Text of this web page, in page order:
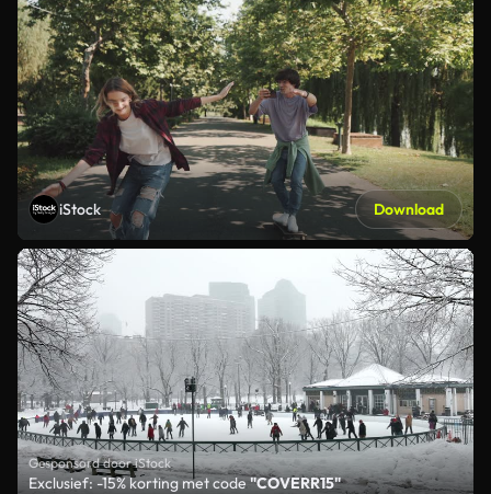
iStock Download
Gesponsord door iStock
Exclusief: -15% korting met code"COVERR15"